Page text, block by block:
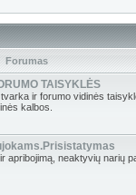
Forumas
TAISYKLĖS
ir forumo vidinės
kalbos.
apribojimą, neaktyvių narių